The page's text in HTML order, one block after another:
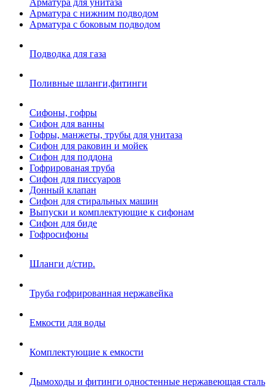
Арматура для унитаза
Арматура с нижним подводом
Арматура с боковым подводом
Подводка для газа
Поливные шланги,фитинги
Сифоны, гофры
Сифон для ванны
Гофры, манжеты, трубы для унитаза
Сифон для раковин и мойек
Сифон для поддона
Гофрированая труба
Сифон для писсуаров
Донный клапан
Сифон для стиральных машин
Выпуски и комплектующие к сифонам
Сифон для биде
Гофросифоны
Шланги д/стир.
Труба гофрированная нержавейка
Емкости для воды
Комплектующие к емкости
Дымоходы и фитинги одностенные нержавеющая сталь